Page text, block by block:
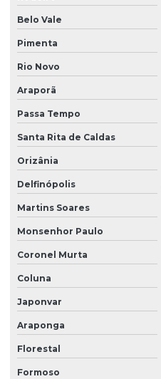
Belo Vale
Pimenta
Rio Novo
Araporã
Passa Tempo
Santa Rita de Caldas
Orizânia
Delfinópolis
Martins Soares
Monsenhor Paulo
Coronel Murta
Coluna
Japonvar
Araponga
Florestal
Formoso